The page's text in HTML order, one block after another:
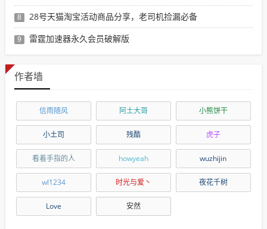
8 28号天猫淘宝活动商品分享，老司机捡漏必备
9 雷霆加速器永久会员破解版
作者墙
信雨随风 阿土大哥 小熊饼干
小土司 残酷 虎子
看着手指的人 howyeah wuzhijin
wl1234 时光与爱丶 夜花千树
Love 安然